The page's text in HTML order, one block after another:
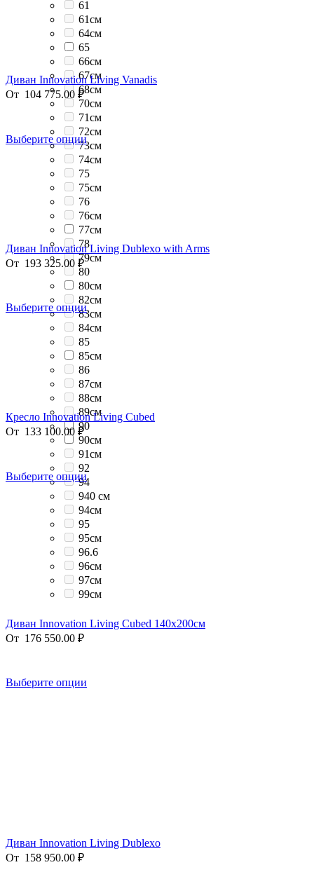
61
61см
64см
65
66см
67см
68см
70см
71см
72см
73см
74см
75
75см
76
76см
77см
78
79см
80
80см
82см
83см
84см
85
85см
86
87см
88см
89см
90
90см
91см
92
94
940 см
94см
95
95см
96.6
96см
97см
99см
Диван Innovation Living Vanadis
От 104 775.00 ₽
Выберите опции
Диван Innovation Living Dublexo with Arms
От 193 325.00 ₽
Выберите опции
Кресло Innovation Living Cubed
От 133 100.00 ₽
Выберите опции
Диван Innovation Living Cubed 140x200см
От 176 550.00 ₽
Выберите опции
Диван Innovation Living Dublexo
От 158 950.00 ₽